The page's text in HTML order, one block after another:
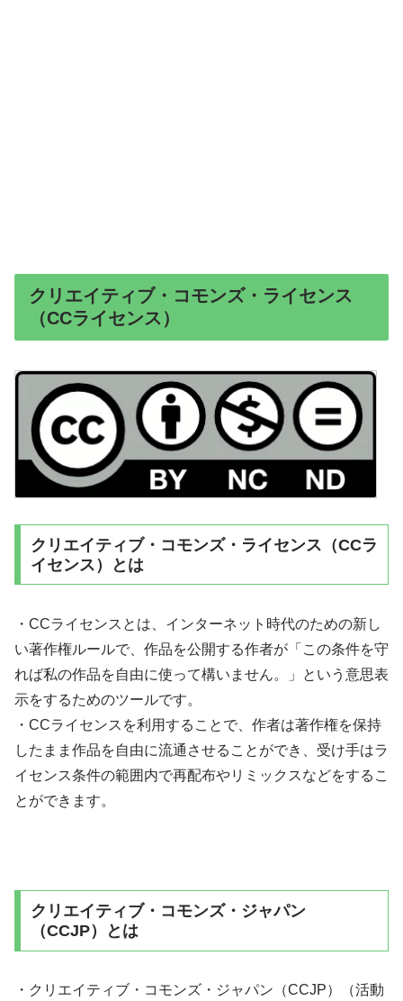
クリエイティブ・コモンズ・ライセンス
（CCライセンス）
クリエイティブ・コモンズ・ライセンス（CCラ
イセンス）とは
・CCライセンスとは、インターネット時代のための新し
い著作権ルールで、作品を公開する作者が「この条件を守
れば私の作品を自由に使って構いません。」という意思表
示をするためのツールです。
・CCライセンスを利用することで、作者は著作権を保持
したまま作品を自由に流通させることができ、受け手はラ
イセンス条件の範囲内で再配布やリミックスなどをするこ
とができます。
クリエイティブ・コモンズ・ジャパン
（CCJP）とは
・クリエイティブ・コモンズ・ジャパン（CCJP）（活動